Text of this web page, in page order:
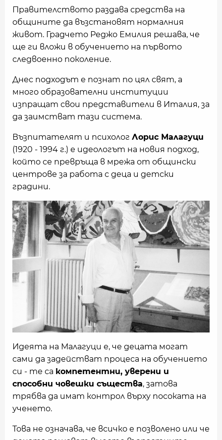
Правителството раздава средства на
общините да възстановят нормалния
живот. Градчето Реджо Емилия решава, че
ще ги вложи в обучението на първото
следвоенно поколение.
Днес подходът е познат по цял свят, а
много образователни институции
изпращат свои представители в Италия, за
да заимстват тази система.
Възпитателят и психолог Лорис Малагуци
(1920 - 1994 г.) е идеологът на новия подход,
който се превръща в мрежа от общински
центрове за работа с деца и детски
градини.
Идеята на Малагуци е, че децата могат
сами да задействат процеса на обучението
си - те са компетентни, уверени и
способни човешки същества, затова
трябва да имат контрол върху посоката на
ученето.
Това не означава, че всичко е позволено или че